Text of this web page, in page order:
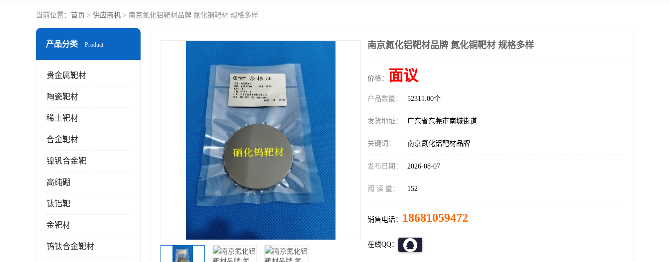
当前位置： 首页 > 供应商机 > 南京氮化铝靶材品牌 氮化铜靶材 规格多样
产品分类 Product
贵金属靶材
陶瓷靶材
稀土靶材
合金靶材
镍钒合金靶
高纯硼
钛铝靶
金靶材
钨钛合金靶材
南京氮化铝靶材品牌 氮化铜靶材 规格多样
价格： 面议
产品数量： 52311.00个
发货地址： 广东省东莞市南城街道
关键词： 南京氮化铝靶材品牌
发布日期： 2026-08-07
阅 读 量： 152
销售电话： 18681059472
在线QQ：